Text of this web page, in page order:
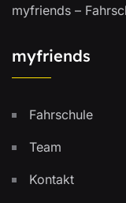
myfriends –
myfriends
Fahrschule
Team
Kontakt